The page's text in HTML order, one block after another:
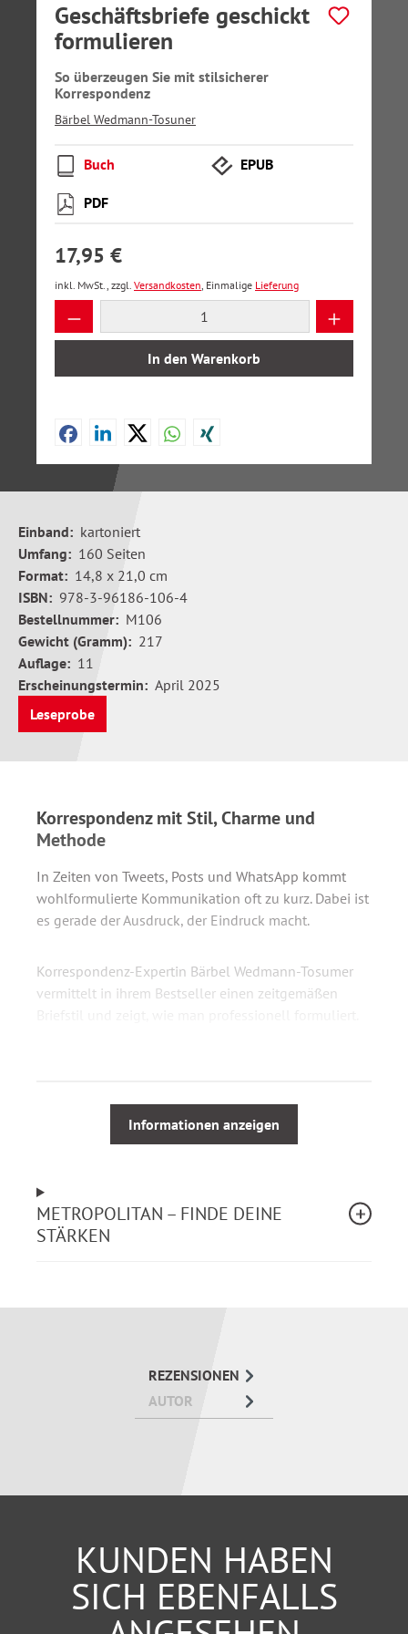
Geschäftsbriefe geschickt
formulieren
So überzeugen Sie mit stilsicherer
Korrespondenz
Bärbel Wedmann-Tosuner
Buch EPUB
PDF
17,95 €
inkl. MwSt., zzgl. Versandkosten, Einmalige Lieferung
Produkt Anzahl: Gib den gewünschten
In den Warenkorb
Einband: kartoniert
Umfang: 160 Seiten
Format: 14,8 x 21,0 cm
ISBN: 978-3-96186-106-4
Bestellnummer: M106
Gewicht (Gramm): 217
Auflage: 11
Erscheinungstermin: April 2025
Leseprobe
Korrespondenz mit Stil, Charme und
Methode
In Zeiten von Tweets, Posts und WhatsApp kommt
wohlformulierte Kommunikation oft zu kurz. Dabei ist
es gerade der Ausdruck, der Eindruck macht.
Korrespondenz-Expertin Bärbel Wedmann-Tosumer
vermittelt in ihrem Bestseller einen zeitgemäßen
Kaufmännische Schriftverkehr
Briefe für schwierige Fälle
Informationen anzeigen
METROPOLITAN – FINDE DEINE
STÄRKEN
REZENSIONEN
AUTOR
KUNDEN HABEN
SICH EBENFALLS